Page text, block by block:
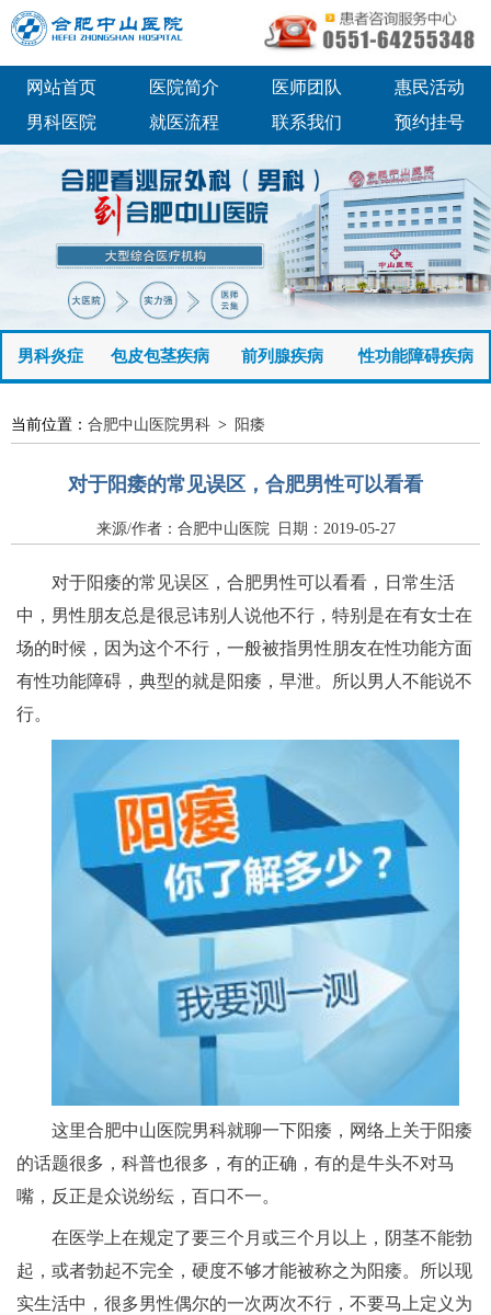
网站首页 医院简介 医师团队
惠民活动
男科医院
就医流程 联系我们 预约挂号
男科炎症 包皮包茎疾病 前列腺疾病 性功能障碍疾病
当前位置： 合肥中山医院男科 > 阳痿
对于阳痿的常见误区，合肥男性可以看看
来源/作者：合肥中山医院 日期：2019-05-27
对于阳痿的常见误区，合肥男性可以看看，日常生活
中，男性朋友总是很忌讳别人说他不行，特别是在有女士在
场的时候，因为这个不行，一般被指男性朋友在性功能方面
有性功能障碍，典型的就是阳痿，早泄。所以男人不能说不
行。
这里合肥中山医院男科就聊一下阳痿，网络上关于阳痿
的话题很多，科普也很多，有的正确，有的是牛头不对马
嘴，反正是众说纷纭，百口不一。
在医学上在规定了要三个月或三个月以上，阴茎不能勃
起，或者勃起不完全，硬度不够才能被称之为阳痿。所以现
实生活中，很多男性偶尔的一次两次不行，不要马上定义为